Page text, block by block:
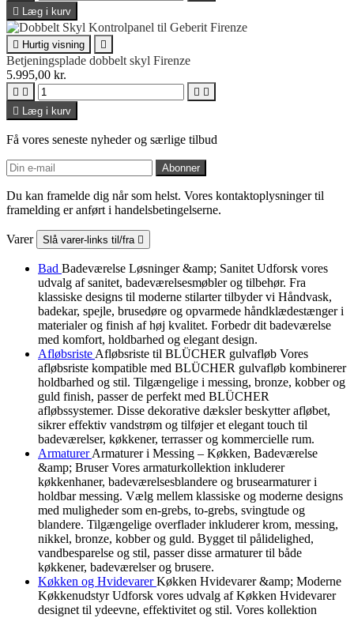
 Læg i kurv
 Hurtig visning 
Betjeningsplade dobbelt skyl Firenze
5.995,00 kr.
   
 Læg i kurv
Få vores seneste nyheder og særlige tilbud
Du kan framelde dig når som helst. Vores kontaktoplysninger til
framelding er anført i handelsbetingelserne.
Varer Slå varer-links til/fra 
Bad Badeværelse Løsninger &amp; Sanitet Udforsk vores
udvalg af sanitet, badeværelsesmøbler og tilbehør. Fra
klassiske designs til moderne stilarter tilbyder vi Håndvask,
badekar, spejle, brusedøre og opvarmede håndklædestænger i
materialer og finish af høj kvalitet. Forbedr dit badeværelse
med komfort, holdbarhed og elegant design.
Afløbsriste Afløbsriste til BLÜCHER gulvafløb Vores
afløbsriste kompatible med BLÜCHER gulvafløb kombinerer
holdbarhed og stil. Tilgængelige i messing, bronze, kobber og
guld finish, passer de perfekt med BLÜCHER
afløbssystemer. Disse dekorative dæksler beskytter afløbet,
sikrer effektiv vandstrøm og tilføjer et elegant touch til
badeværelser, køkkener, terrasser og kommercielle rum.
ArmaturerArmaturer i Messing – Køkken, Badeværelse
&amp; Bruser Vores armaturkollektion inkluderer
køkkenhaner, badeværelsesblandere og brusearmaturer i
holdbar messing. Vælg mellem klassiske og moderne designs
med muligheder som en-grebs, to-grebs, svingtude og
blandere. Tilgængelige overflader inkluderer krom, messing,
nikkel, bronze, kobber og guld. Bygget til pålidelighed,
vandbesparelse og stil, passer disse armaturer til både
køkkener, badeværelser og brusere.
Køkken og HvidevarerKøkken Hvidevarer &amp; Moderne
Køkkenudstyr Udforsk vores udvalg af Køkken Hvidevarer
designet til ydeevne, effektivitet og stil. Vores kollektion